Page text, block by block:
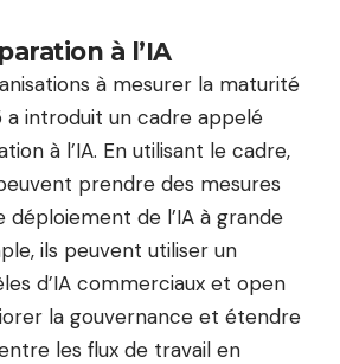
à l’IA
à mesurer la maturité
a introduit un cadre appelé
à l’IA. En utilisant le cadre,
prendre des mesures
déploiement de l’IA à grande
ils peuvent utiliser un
d’IA commerciaux et open
la gouvernance et étendre
entre les flux de travail en